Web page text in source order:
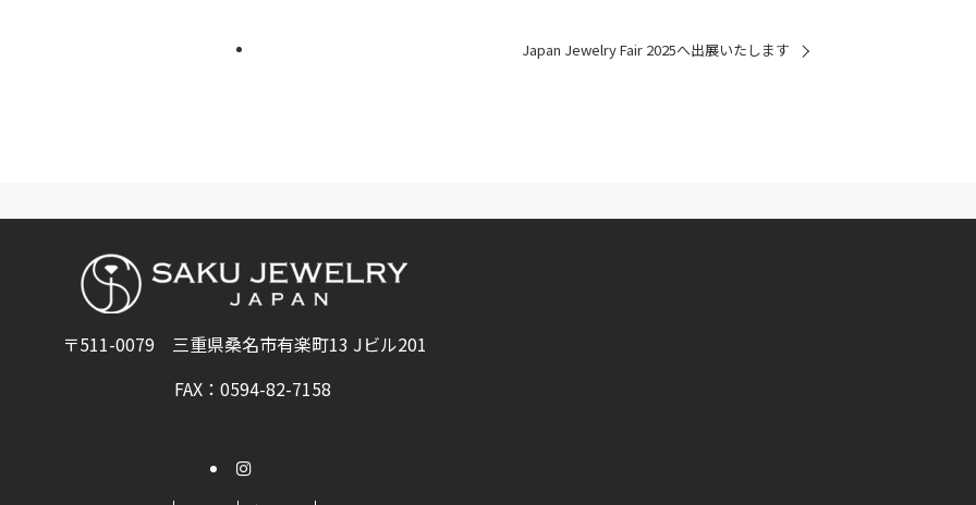
Japan Jewelry Fair 2025へ出展いたします
〒511-0079 三重県桑名市有楽町13 Jビル201
FAX：0594-82-7158